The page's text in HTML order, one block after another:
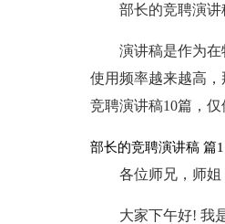
部长的竞聘演讲
演讲稿是作为
使用频率越来越高
竞聘演讲稿10篇，仅
部长的竞聘演讲稿 篇1
各位师兄，师姐
大家下午好! 我